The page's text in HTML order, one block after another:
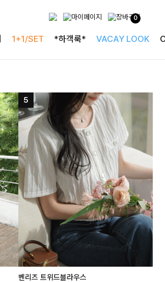
0
1+1/SET *하객룩* VACAY LOOK
벤리즈 트위드블라우스